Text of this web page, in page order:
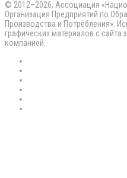
© 2012–2026, Ассоциация
Организация Предприятий по
Производства и Потребления».
графических материалов с сайта
компанией.